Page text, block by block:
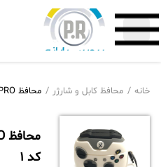
خانه محافظ کابل و شارژر محافظ AIRODS PRO مدل فانتزی کد 1
کد 1